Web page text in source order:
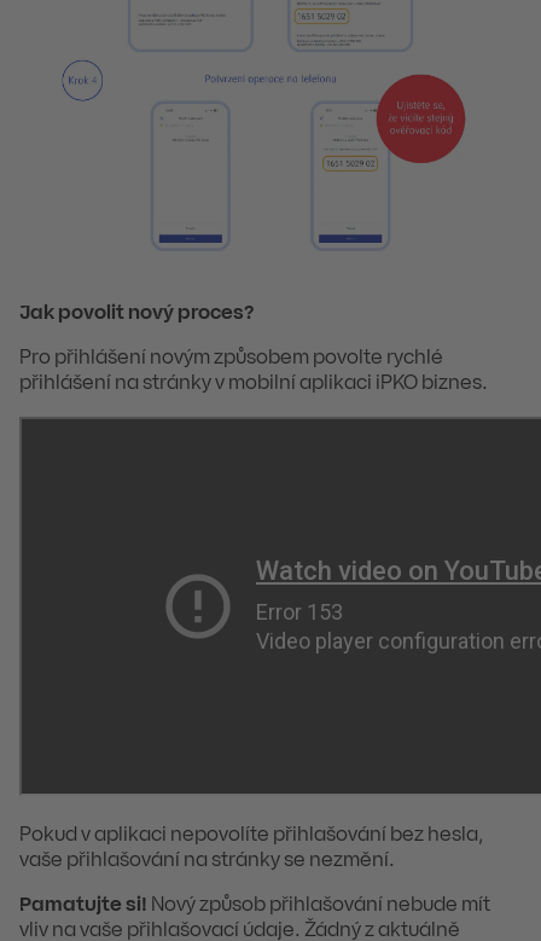
Jak povolit nový proces?
Pro přihlášení novým způsobem povolte rychlé
přihlášení na stránky v mobilní aplikaci iPKO biznes.
Pokud v aplikaci nepovolíte přihlašování bez hesla,
vaše přihlašování na stránky se nezmění.
Pamatujte si! Nový způsob přihlašování nebude mít
vliv na vaše přihlašovací údaje. Žádný z aktuálně